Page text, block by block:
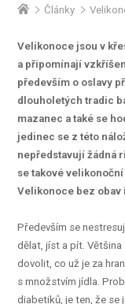
Články
Velikonoce jsou v
a připomínají
především o oslavy
dlouholetých tradic
mazanec a také se
jedinec se z této
nepředstavují žádná
se takové
Velikonoce bez obav
Především se
dělat, jíst a pít. Většina
dovolit, co už je za
s množstvím jídla.
diabetiků, je ten, že se